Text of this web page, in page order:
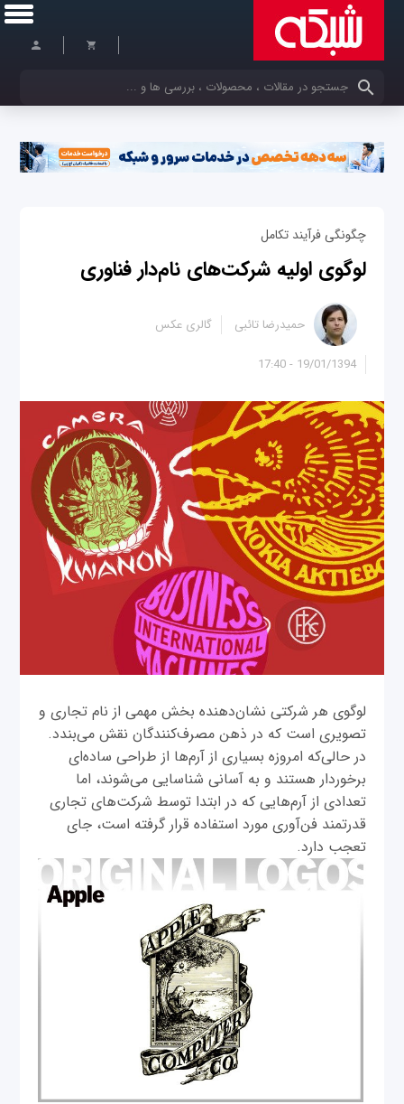
کلمات کلیدی خود را وارد کنید
چگونگی فرآیند تکامل
لوگوی اولیه شرکت‌های نام‌دار فناوری
19/01/1394 - 17:40
حمیدرضا تائبی گالری عکس
لوگوی هر شرکتی نشان‌دهنده بخش مهمی از نام تجاری و
تصویری است که در ذهن مصرف‌کنندگان نقش می‌بندد.
در حالی‌که امروزه بسیاری از آرم‌ها از طراحی ساده‌ای
برخوردار هستند و به آسانی شناسایی می‌شوند، اما
تعدادی از آرم‌هایی که در ابتدا توسط شرکت‌های تجاری
قدرتمند فن‌آوری مورد استفاده قرار گرفته است، جای
تعجب دارد.